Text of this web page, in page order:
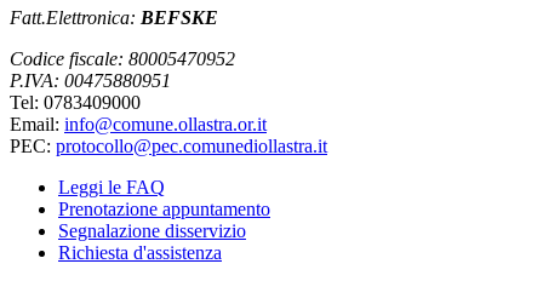
Fatt.Elettronica: BEFSKE
Codice fiscale: 80005470952
P.IVA: 00475880951
Tel: 0783409000
Email: info@comune.ollastra.or.it
PEC: protocollo@pec.comunediollastra.it
Leggi le FAQ
Prenotazione appuntamento
Segnalazione disservizio
Richiesta d'assistenza